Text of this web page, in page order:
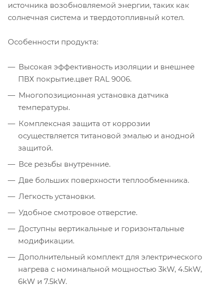
источника возобновляемой энергии, таких как
солнечная система и твердотопливный котел.
Особенности продукта:
Высокая эффективность изоляции и внешнее
ПВХ покрытие.цвет RAL 9006.
Многопозиционная установка датчика
температуры.
Комплексная защита от коррозии
осуществляется титановой эмалью и анодной
защитой.
Все резьбы внутренние.
Две больших поверхности теплообменника.
Легкость установки.
Удобное смотровое отверстие.
Доступны вертикальные и горизонтальные
модификации.
Дополнительный комплект для электрического
нагрева с номинальной мощностью 3kW, 4.5kW,
6kW и 7.5kW.